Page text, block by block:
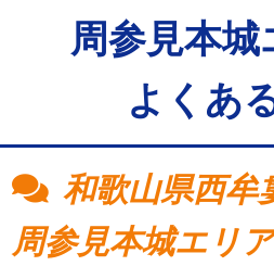
周参見本
よくあ
和歌山県西牟
周参見本城エリ